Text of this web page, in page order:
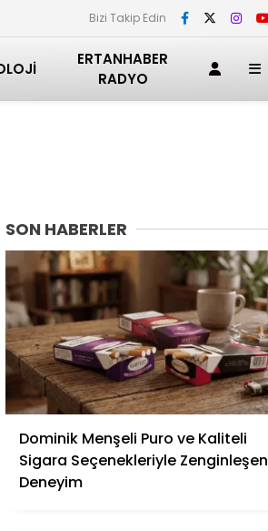
Bizi Takip Edin
ERTANHABER
RADYO
SON HABERLER
Dominik Menşeli Puro ve Kaliteli
Sigara Seçenekleriyle Zenginleşen
Deneyim
Adana
Adıyaman
Afyonkarahisar